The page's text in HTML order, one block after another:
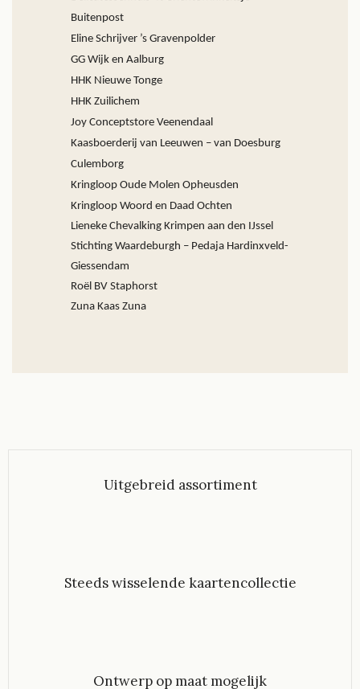
Buitenpost
Eline Schrijver ’s Gravenpolder
GG Wijk en Aalburg
HHK Nieuwe Tonge
HHK Zuilichem
Joy Conceptstore Veenendaal
Kaasboerderij van Leeuwen – van Doesburg
Culemborg
Kringloop Oude Molen Opheusden
Kringloop Woord en Daad Ochten
Lieneke Chevalking Krimpen aan den IJssel
Stichting Waardeburgh – Pedaja Hardinxveld-
Giessendam
Roël BV Staphorst
Zuna Kaas Zuna
U⁠itgebreid assortiment
Steeds wisselende kaartencollectie
Ontwerp op maat mogelijk